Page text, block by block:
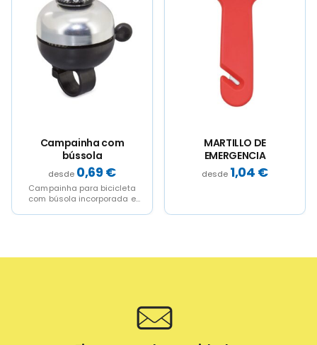
com
para bicicleta
incorporada e
metálico em cor